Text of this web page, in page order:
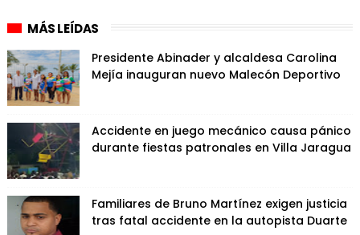
MÁS LEÍDAS
Presidente Abinader y alcaldesa Carolina
Mejía inauguran nuevo Malecón Deportivo
Accidente en juego mecánico causa pánico
durante fiestas patronales en Villa Jaragua
Familiares de Bruno Martínez exigen justicia
tras fatal accidente en la autopista Duarte